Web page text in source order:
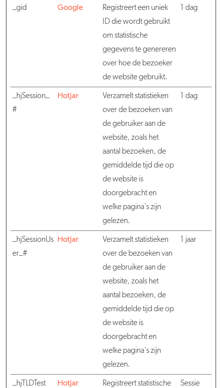
_gid Google
Registreert een uniek
ID die wordt gebruikt
om statistische
gegevens te genereren
over hoe de bezoeker
de website gebruikt.
1 dag
_hjSession_
#
Hotjar
Verzamelt statistieken
over de bezoeken van
de gebruiker aan de
website, zoals het
aantal bezoeken, de
gemiddelde tijd die op
de website is
doorgebracht en
welke pagina's zijn
gelezen.
1 dag
_hjSessionUs
er_#
Hotjar
Verzamelt statistieken
over de bezoeken van
de gebruiker aan de
website, zoals het
aantal bezoeken, de
gemiddelde tijd die op
de website is
doorgebracht en
welke pagina's zijn
gelezen.
1 jaar
_hjTLDTest Hotjar
Registreert statistische
Sessie